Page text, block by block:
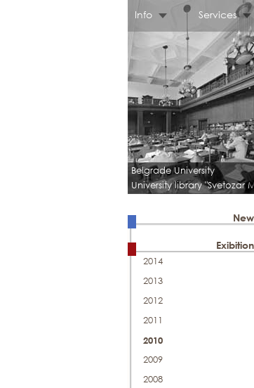
Info Services
Belgrade University
University library "Svetozar
2014
2013
2012
2011
2010
2009
2008